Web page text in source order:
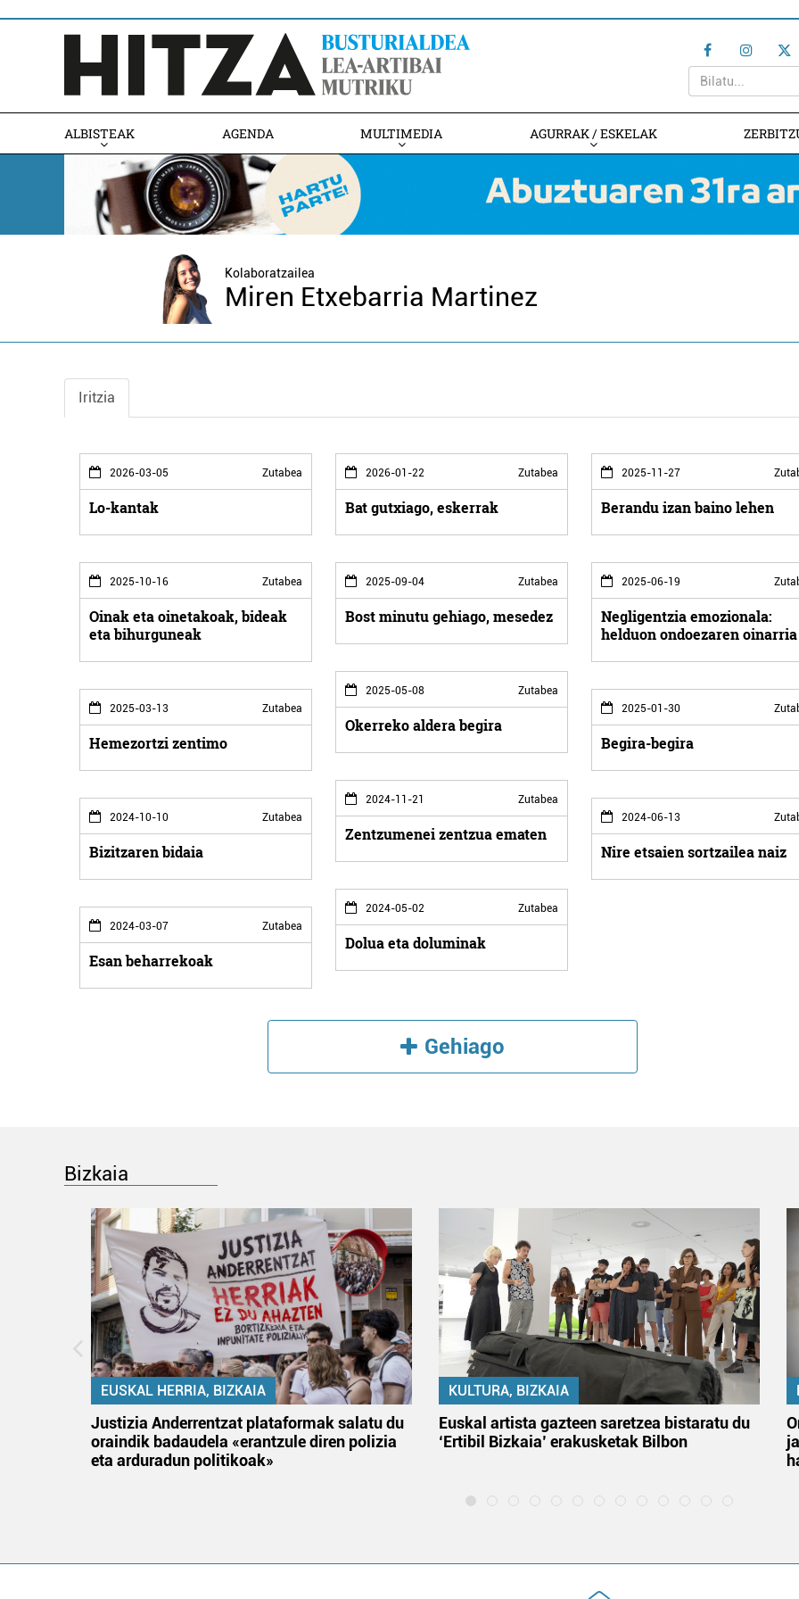
ALBISTEAK AGENDA MULTIMEDIA AGURRAK / ESKELAK
Kolaboratzailea
Miren Etxebarria Martinez
Iritzia
2026-03-05 Zutabea
Lo-kantak
2026-01-22 Zutabea
Bat gutxiago, eskerrak
2025-11-27
Berandu izan baino lehen
2025-10-16 Zutabea
Oinak eta oinetakoak, bideak
eta bihurguneak
2025-09-04 Zutabea
Bost minutu gehiago, mesedez
2025-06-19
Negligentzia emozionala:
helduon ondoezaren oinarria
2025-05-08 Zutabea
Okerreko aldera begira
2025-03-13 Zutabea
Hemezortzi zentimo
2025-01-30
Begira-begira
2024-11-21 Zutabea
Zentzumenei zentzua ematen
2024-10-10 Zutabea
Bizitzaren bidaia
2024-06-13
Nire etsaien sortzailea naiz
2024-05-02 Zutabea
Dolua eta doluminak
2024-03-07 Zutabea
Esan beharrekoak
Gehiago
Bizkaia
EUSKAL HERRIA, BIZKAIA
Justizia Anderrentzat plataformak salatu du
oraindik badaudela «erantzule diren polizia
eta arduradun politikoak»
KULTURA, BIZKAIA
Euskal artista gazteen saretzea bistaratu du
‘Ertibil Bizkaia’ erakusketak Bilbon